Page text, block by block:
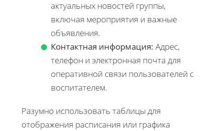
актуальных новостей группы,
включая мероприятия и важные
объявления.
Контактная информация: Адрес,
телефон и электронная почта для
оперативной связи пользователей с
воспитателем.
Разумно использовать таблицы для
отображения расписания или графика